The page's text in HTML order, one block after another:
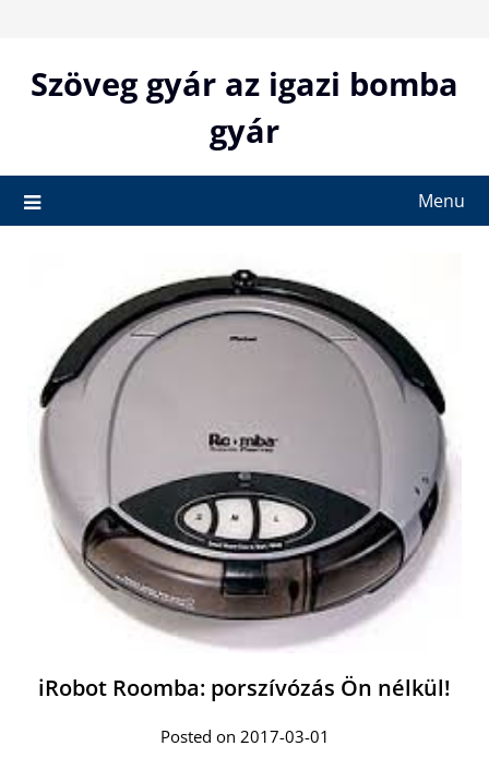
contentSzöveg gyár az igazi bomba
gyár
Menu
iRobot Roomba: porszívózás Ön nélkül!
Posted on 2017-03-01